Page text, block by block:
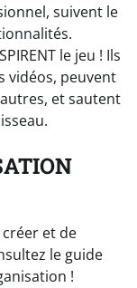
suivent le
le jeu ! Ils
vidéos, peuvent
et sautent
et de
le guide
!